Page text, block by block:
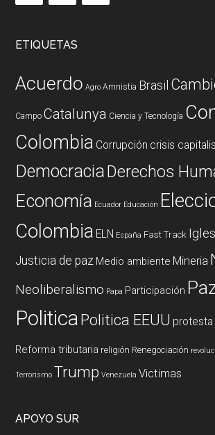
ETIQUETAS
Acuerdo Agro Amnistia Brasil
Campo Catalunya Ciencia y Tecnología
Colombia Corrupción crisis
DemocraciaDerechos
Economía Ecuador Educación
Colombia ELN España Fast Track
Justicia de paz Medio ambiente Mineria
Neoliberalismo Papa Participación
PoliticaPolitica EEUU protesta
Reforma tributaria religión Renegociación
Terrorismo Trump Venezuela Victimas
APOYO SUR